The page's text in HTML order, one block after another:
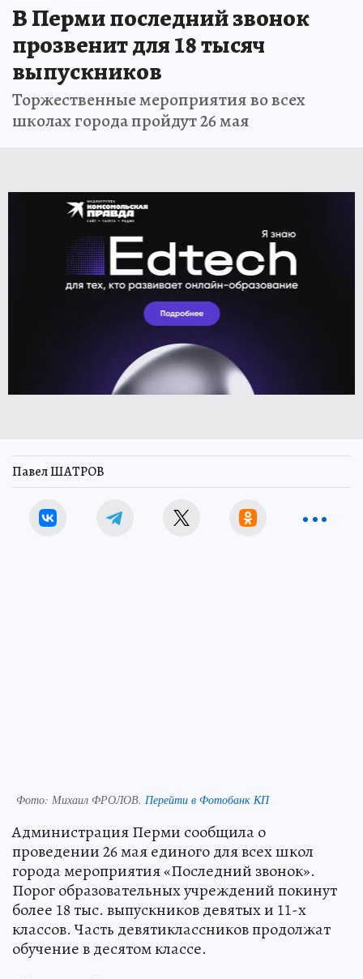
В Перми последний звонок
прозвенит для 18 тысяч
выпускников
Торжественные мероприятия во всех
школах города пройдут 26 мая
Павел ШАТРОВ
Фото: Михаил ФРОЛОВ. Перейти в Фотобанк КП
Администрация Перми сообщила о
проведении 26 мая единого для всех школ
города мероприятия «Последний звонок».
Порог образовательных учреждений покинут
более 18 тыс. выпускников девятых и 11-х
классов. Часть девятиклассников продолжат
обучение в десятом классе.